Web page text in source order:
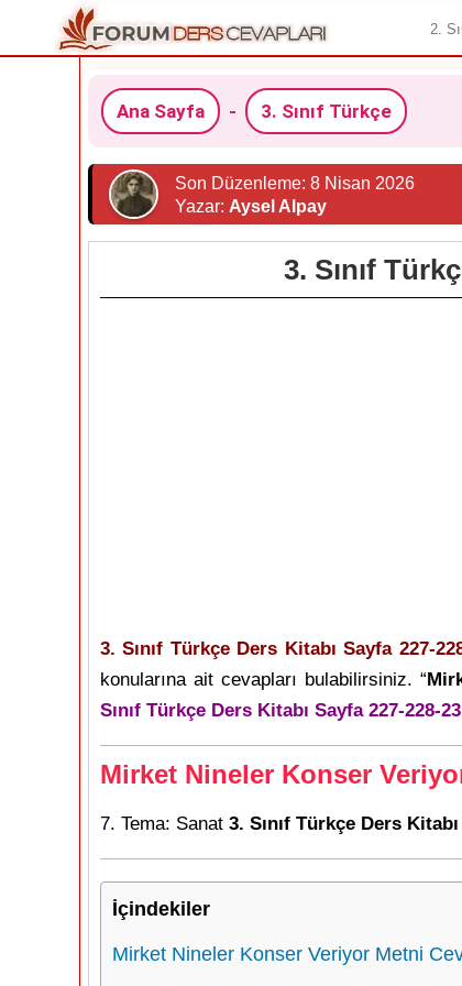
2.
Ana Sayfa - 3. Sınıf Türkçe
Son Düzenleme: 8 Nisan 2026
Yazar: Aysel Alpay
3. Sınıf
3. Sınıf Türkçe Ders Kitabı Sayfa 227-
konularına ait cevapları bulabilirsiniz. “
Sınıf Türkçe Ders Kitabı Sayfa 227-228-
Mirket Nineler Konser
7. Tema: Sanat 3. Sınıf Türkçe Ders
İçindekiler
Mirket Nineler Konser Veriyor Metni